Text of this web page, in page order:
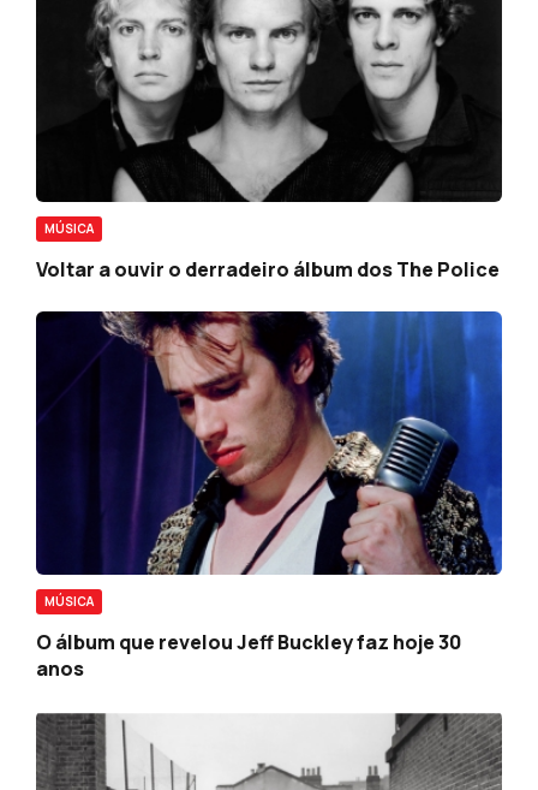
MÚSICA
Voltar a ouvir o derradeiro álbum dos The Police
MÚSICA
O álbum que revelou Jeff Buckley faz hoje 30
anos